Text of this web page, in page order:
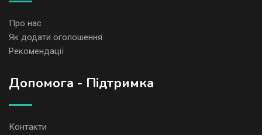
Про нас
Як додати оголошення
Рекомендації
Допомога - Підтримка
Контакти